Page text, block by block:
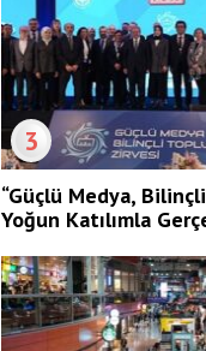
3
“Güçlü Medya,
Yoğun Katılımla